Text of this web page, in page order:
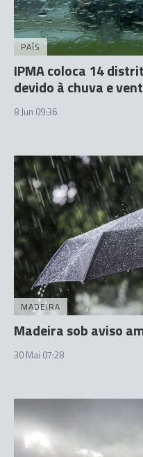
PAÍS
IPMA coloca 14
devido à chuva e
8 Jun 09:36
MADEIRA
Madeira sob aviso
30 Mai 07:28